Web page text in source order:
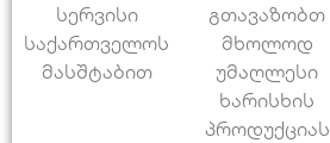
სერვისი
საქართველოს
მასშტაბით
გთავაზობთ
მხოლოდ
უმაღლესი
ხარისხის
პროდუქციას